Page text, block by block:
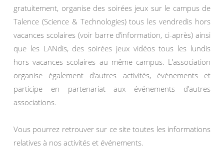
gratuitement, organise des soirées jeux sur le campus de
Talence (Science & Technologies) tous les vendredis hors
vacances scolaires (voir barre d’information, ci-après) ainsi
que les LANdis, des soirées jeux vidéos tous les lundis
hors vacances scolaires au même campus. L’association
organise également d’autres activités, évènements et
participe en partenariat aux événements d’autres
associations.
Vous pourrez retrouver sur ce site toutes les informations
relatives à nos activités et événements.